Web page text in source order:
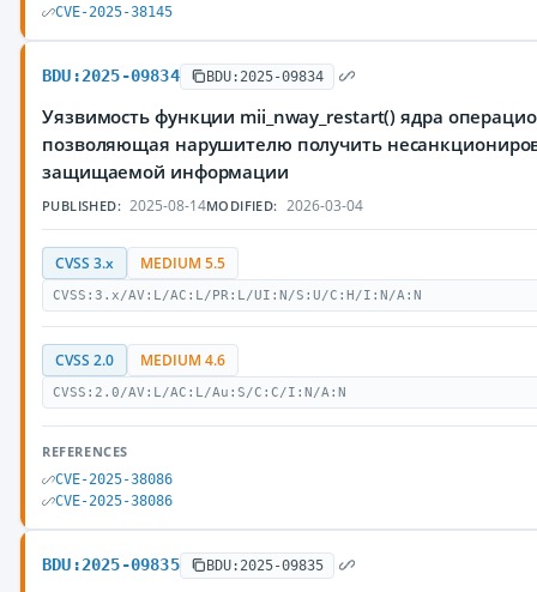
CVE-2025-38145
BDU:2025-09834 BDU:2025-09834
Уязвимость функции mii_nway_restart() ядра
позволяющая нарушителю получить
защищаемой информации
PUBLISHED: 2025-08-14MODIFIED: 2026-03-04
CVSS 3.x MEDIUM 5.5
CVSS:3.x/AV:L/AC:L/PR:L/UI:N/S:U/C:H/I:N/A:N
CVSS 2.0 MEDIUM 4.6
CVSS:2.0/AV:L/AC:L/Au:S/C:C/I:N/A:N
REFERENCES
CVE-2025-38086
CVE-2025-38086
BDU:2025-09835 BDU:2025-09835